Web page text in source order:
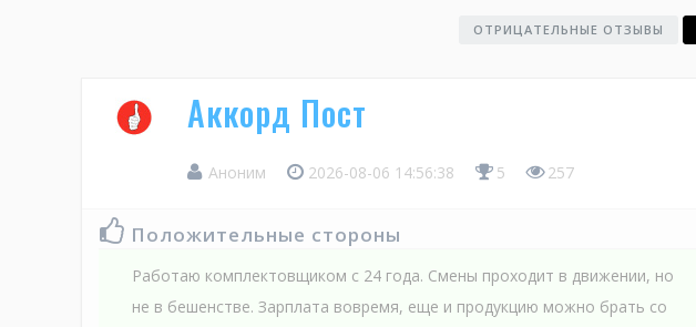
ОТРИЦАТЕЛЬНЫЕ ОТЗЫВЫ
Аккорд Пост
Аноним 2026-08-06 14:56:38 5 257
Положительные стороны
Работаю комплектовщиком с 24 года. Смены проходит в движении, но
не в бешенстве. Зарплата вовремя, еще и продукцию можно брать со